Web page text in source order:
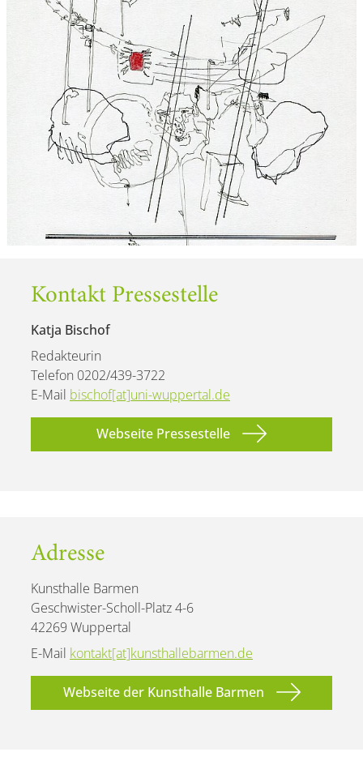
Kontakt Pressestelle
Katja Bischof
Redakteurin
Telefon 0202/439-3722
E-Mail bischof[at]uni-wuppertal.de
Webseite Pressestelle
Adresse
Kunsthalle Barmen
Geschwister-Scholl-Platz 4-6
42269 Wuppertal
E-Mail kontakt[at]kunsthallebarmen.de
Webseite der Kunsthalle Barmen